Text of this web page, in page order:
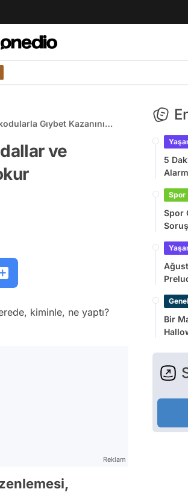
Gıybet Kazanını
ve
kiminle, ne yaptı?
Reklam
5
Spor
Spor
Bir